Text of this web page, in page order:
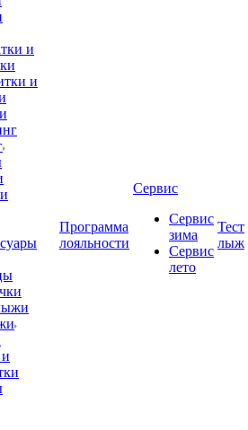
и
и
Программа
лояльности
Сервис
Сервис
зима
Сервис
лето
Тест
лыж